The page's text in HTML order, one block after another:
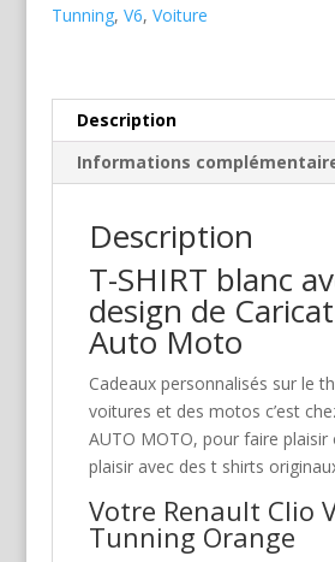
Tunning, V6, Voiture
Description
Informations
Description
T-SHIRT blanc
design de
Auto Moto
Cadeaux personnalisés sur le
voitures et des motos c’est
AUTO MOTO, pour faire plaisir
plaisir avec des t shirts
Votre Renault Clio
Tunning Orange